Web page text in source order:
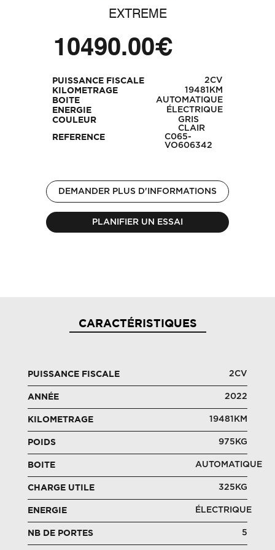
EXTREME
10490.00€
PUISSANCE FISCALE 2CV
KILOMETRAGE 19481KM
BOITE AUTOMATIQUE
ENERGIE ÉLECTRIQUE
COULEUR
GRIS
CLAIR
REFERENCE
C065-
VO606342
DEMANDER PLUS D'INFORMATIONS
PLANIFIER UN ESSAI
CARACTÉRISTIQUES
PUISSANCE FISCALE 2CV
ANNÉE 2022
KILOMETRAGE 19481KM
POIDS 975KG
BOITE AUTOMATIQUE
CHARGE UTILE 325KG
ENERGIE ÉLECTRIQUE
NB DE PORTES 5